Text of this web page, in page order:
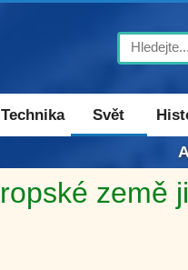
Search
Technika Svět
země